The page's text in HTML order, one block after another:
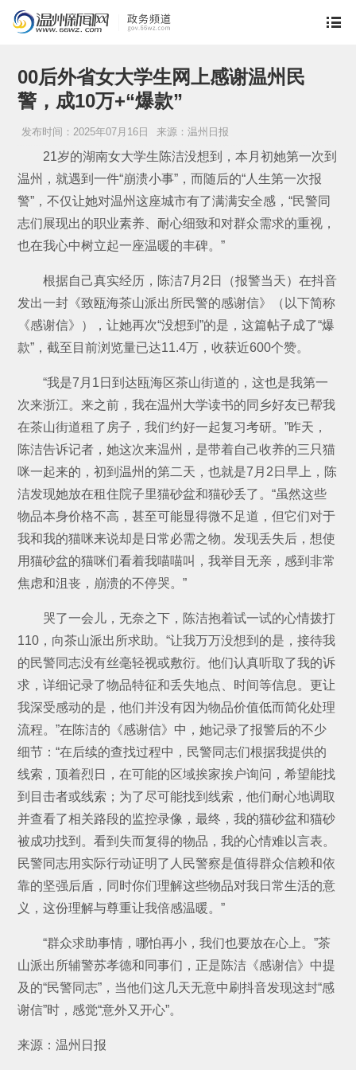
00后外省女大学生网上感谢温州民
警，成10万+“爆款”
发布时间：2025年07月16日 来源：温州日报
21岁的湖南女大学生陈洁没想到，本月初她第一次到
温州，就遇到一件“崩溃小事”，而随后的“人生第一次报
警”，不仅让她对温州这座城市有了满满安全感，“民警同
志们展现出的职业素养、耐心细致和对群众需求的重视，
也在我心中树立起一座温暖的丰碑。”
根据自己真实经历，陈洁7月2日（报警当天）在抖音
发出一封《致瓯海茶山派出所民警的感谢信》（以下简称
《感谢信》），让她再次“没想到”的是，这篇帖子成了“爆
款”，截至目前浏览量已达11.4万，收获近600个赞。
“我是7月1日到达瓯海区茶山街道的，这也是我第一
次来浙江。来之前，我在温州大学读书的同乡好友已帮我
在茶山街道租了房子，我们约好一起复习考研。”昨天，
陈洁告诉记者，她这次来温州，是带着自己收养的三只猫
咪一起来的，初到温州的第二天，也就是7月2日早上，陈
洁发现她放在租住院子里猫砂盆和猫砂丢了。“虽然这些
物品本身价格不高，甚至可能显得微不足道，但它们对于
我和我的猫咪来说却是日常必需之物。发现丢失后，想使
用猫砂盆的猫咪们看着我喵喵叫，我举目无亲，感到非常
焦虑和沮丧，崩溃的不停哭。”
哭了一会儿，无奈之下，陈洁抱着试一试的心情拨打
110，向茶山派出所求助。“让我万万没想到的是，接待我
的民警同志没有丝毫轻视或敷衍。他们认真听取了我的诉
求，详细记录了物品特征和丢失地点、时间等信息。更让
我深受感动的是，他们并没有因为物品价值低而简化处理
流程。”在陈洁的《感谢信》中，她记录了报警后的不少
细节：“在后续的查找过程中，民警同志们根据我提供的
线索，顶着烈日，在可能的区域挨家挨户询问，希望能找
到目击者或线索；为了尽可能找到线索，他们耐心地调取
并查看了相关路段的监控录像，最终，我的猫砂盆和猫砂
被成功找到。看到失而复得的物品，我的心情难以言表。
民警同志用实际行动证明了人民警察是值得群众信赖和依
靠的坚强后盾，同时你们理解这些物品对我日常生活的意
义，这份理解与尊重让我倍感温暖。”
“群众求助事情，哪怕再小，我们也要放在心上。”茶
山派出所辅警苏孝德和同事们，正是陈洁《感谢信》中提
及的“民警同志”，当他们这几天无意中刷抖音发现这封“感
谢信”时，感觉“意外又开心”。
来源：温州日报